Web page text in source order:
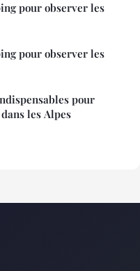
pour observer les
pour observer les
pour
les Alpes